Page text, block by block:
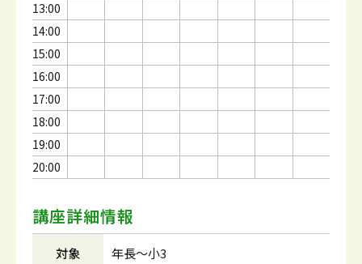
13:00
14:00
15:00
16:00
17:00
18:00
19:00
20:00
講座詳細情報
対象 年長～小3